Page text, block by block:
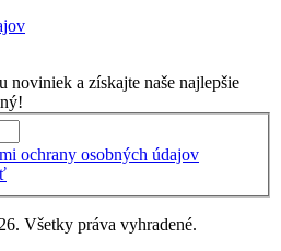
noviniek a získajte naše najlepšie
ochrany osobných údajov
Všetky práva vyhradené.